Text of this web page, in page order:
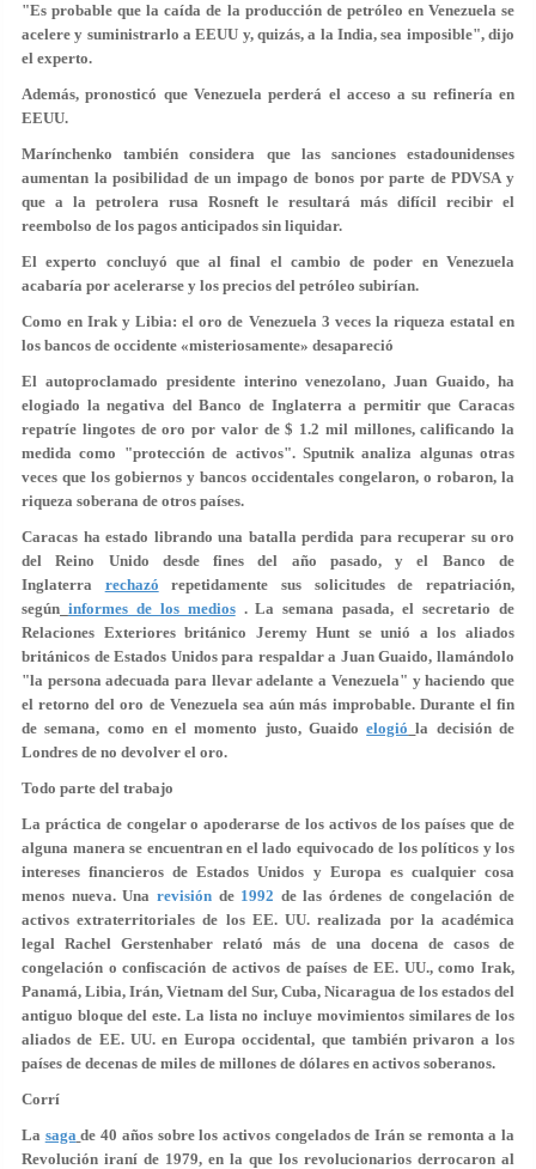
"Es probable que la caída de la producción de petróleo en Venezuela se
acelere y suministrarlo a EEUU y, quizás, a la India, sea imposible", dijo
el experto.
Además, pronosticó que Venezuela perderá el acceso a su refinería en
EEUU.
Marínchenko también considera que las sanciones estadounidenses
aumentan la posibilidad de un impago de bonos por parte de PDVSA y
que a la petrolera rusa Rosneft le resultará más difícil recibir el
reembolso de los pagos anticipados sin liquidar.
El experto concluyó que al final el cambio de poder en Venezuela
acabaría por acelerarse y los precios del petróleo subirían.
Como en Irak y Libia: el oro de Venezuela 3 veces la riqueza estatal en
los bancos de occidente «misteriosamente» desapareció
El autoproclamado presidente interino venezolano, Juan Guaido, ha
elogiado la negativa del Banco de Inglaterra a permitir que Caracas
repatríe lingotes de oro por valor de $ 1.2 mil millones, calificando la
medida como "protección de activos". Sputnik analiza algunas otras
veces que los gobiernos y bancos occidentales congelaron, o robaron, la
riqueza soberana de otros países.
Caracas ha estado librando una batalla perdida para recuperar su oro
del Reino Unido desde fines del año pasado, y el Banco de
Inglaterra rechazó repetidamente sus solicitudes de repatriación,
según informes de los medios. La semana pasada, el secretario de
Relaciones Exteriores británico Jeremy Hunt se unió a los aliados
británicos de Estados Unidos para respaldar a Juan Guaido, llamándolo
"la persona adecuada para llevar adelante a Venezuela" y haciendo que
el retorno del oro de Venezuela sea aún más improbable. Durante el fin
de semana, como en el momento justo, Guaidoelogió la decisión de
Londres de no devolver el oro.
Todo parte del trabajo
La práctica de congelar o apoderarse de los activos de los países que de
alguna manera se encuentran en el lado equivocado de los políticos y los
intereses financieros de Estados Unidos y Europa es cualquier cosa
menos nueva. Una revisiónde 1992 de las órdenes de congelación de
activos extraterritoriales de los EE. UU. realizada por la académica
legal Rachel Gerstenhaber relató más de una docena de casos de
congelación o confiscación de activos de países de EE. UU., como Irak,
Panamá, Libia, Irán, Vietnam del Sur, Cuba, Nicaragua de los estados del
antiguo bloque del este. La lista no incluye movimientos similares de los
aliados de EE. UU. en Europa occidental, que también privaron a los
países de decenas de miles de millones de dólares en activos soberanos.
Corrí
La saga de 40 años sobre los activos congelados de Irán se remonta a la
Revolución iraní de 1979, en la que los revolucionarios derrocaron al